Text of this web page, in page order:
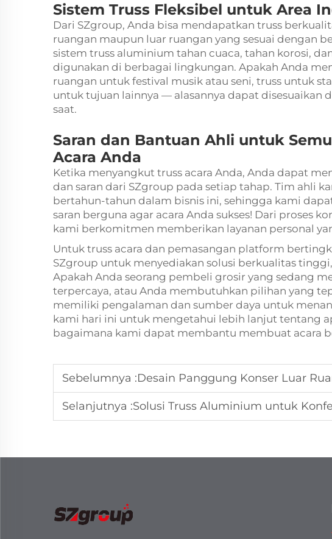
Sistem Truss Fleksibel untuk Area
Dari SZgroup, Anda bisa mendapatkan truss
ruangan maupun luar ruangan yang sesuai dengan
sistem truss aluminium tahan cuaca, tahan korosi,
digunakan di berbagai lingkungan. Apakah Anda
ruangan untuk festival musik atau seni, truss untuk
untuk tujuan lainnya — alasannya dapat disesuaikan
saat.
Saran dan Bantuan Ahli untuk
Acara Anda
Ketika menyangkut truss acara Anda, Anda dapat
dan saran dari SZgroup pada setiap tahap. Tim ahli
bertahun-tahun dalam bisnis ini, sehingga kami
saran berguna agar acara Anda sukses! Dari proses
kami berkomitmen memberikan layanan personal
Untuk truss acara dan pemasangan platform
SZgroup untuk menyediakan solusi berkualitas
Apakah Anda seorang pembeli grosir yang sedang
terpercaya, atau Anda membutuhkan pilihan yang
memiliki pengalaman dan sumber daya untuk
kami hari ini untuk mengetahui lebih lanjut tentang
bagaimana kami dapat membantu membuat acara
Sebelumnya :Desain Panggung Konser Luar Ruangan yang
Selanjutnya :Solusi Truss Aluminium untuk